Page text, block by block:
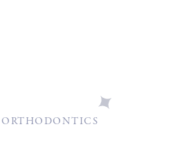
ORTHODONTICS